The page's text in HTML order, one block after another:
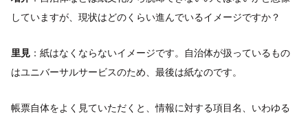
していますが、現状はどのくらい進んでいるイメージですか？
里見 ：紙はなくならないイメージです。自治体が扱っているもの
はユニバーサルサービスのため、最後は紙なのです。
帳票自体をよく見ていただくと、情報に対する項目名、いわゆる